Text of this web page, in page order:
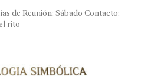
de Reunión: Sábado Contacto:
rito